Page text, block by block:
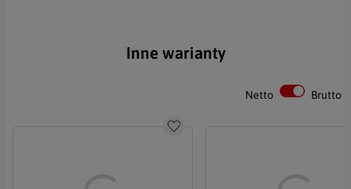
Inne warianty
Netto Brutto
Do schowka